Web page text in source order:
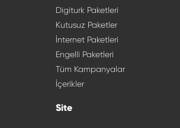
Digiturk Paketleri
Kutusuz Paketler
İnternet Paketleri
Engelli Paketleri
Tüm Kampanyalar
İçerikler
Site